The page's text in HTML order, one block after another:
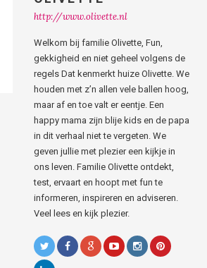
http://www.olivette.nl
Welkom bij familie Olivette, Fun,
gekkigheid en niet geheel volgens de
regels Dat kenmerkt huize Olivette. We
houden met z’n allen vele ballen hoog,
maar af en toe valt er eentje. Een
happy mama zijn blije kids en de papa
in dit verhaal niet te vergeten. We
geven jullie met plezier een kijkje in
ons leven. Familie Olivette ontdekt,
test, ervaart en hoopt met fun te
informeren, inspireren en adviseren.
Veel lees en kijk plezier.